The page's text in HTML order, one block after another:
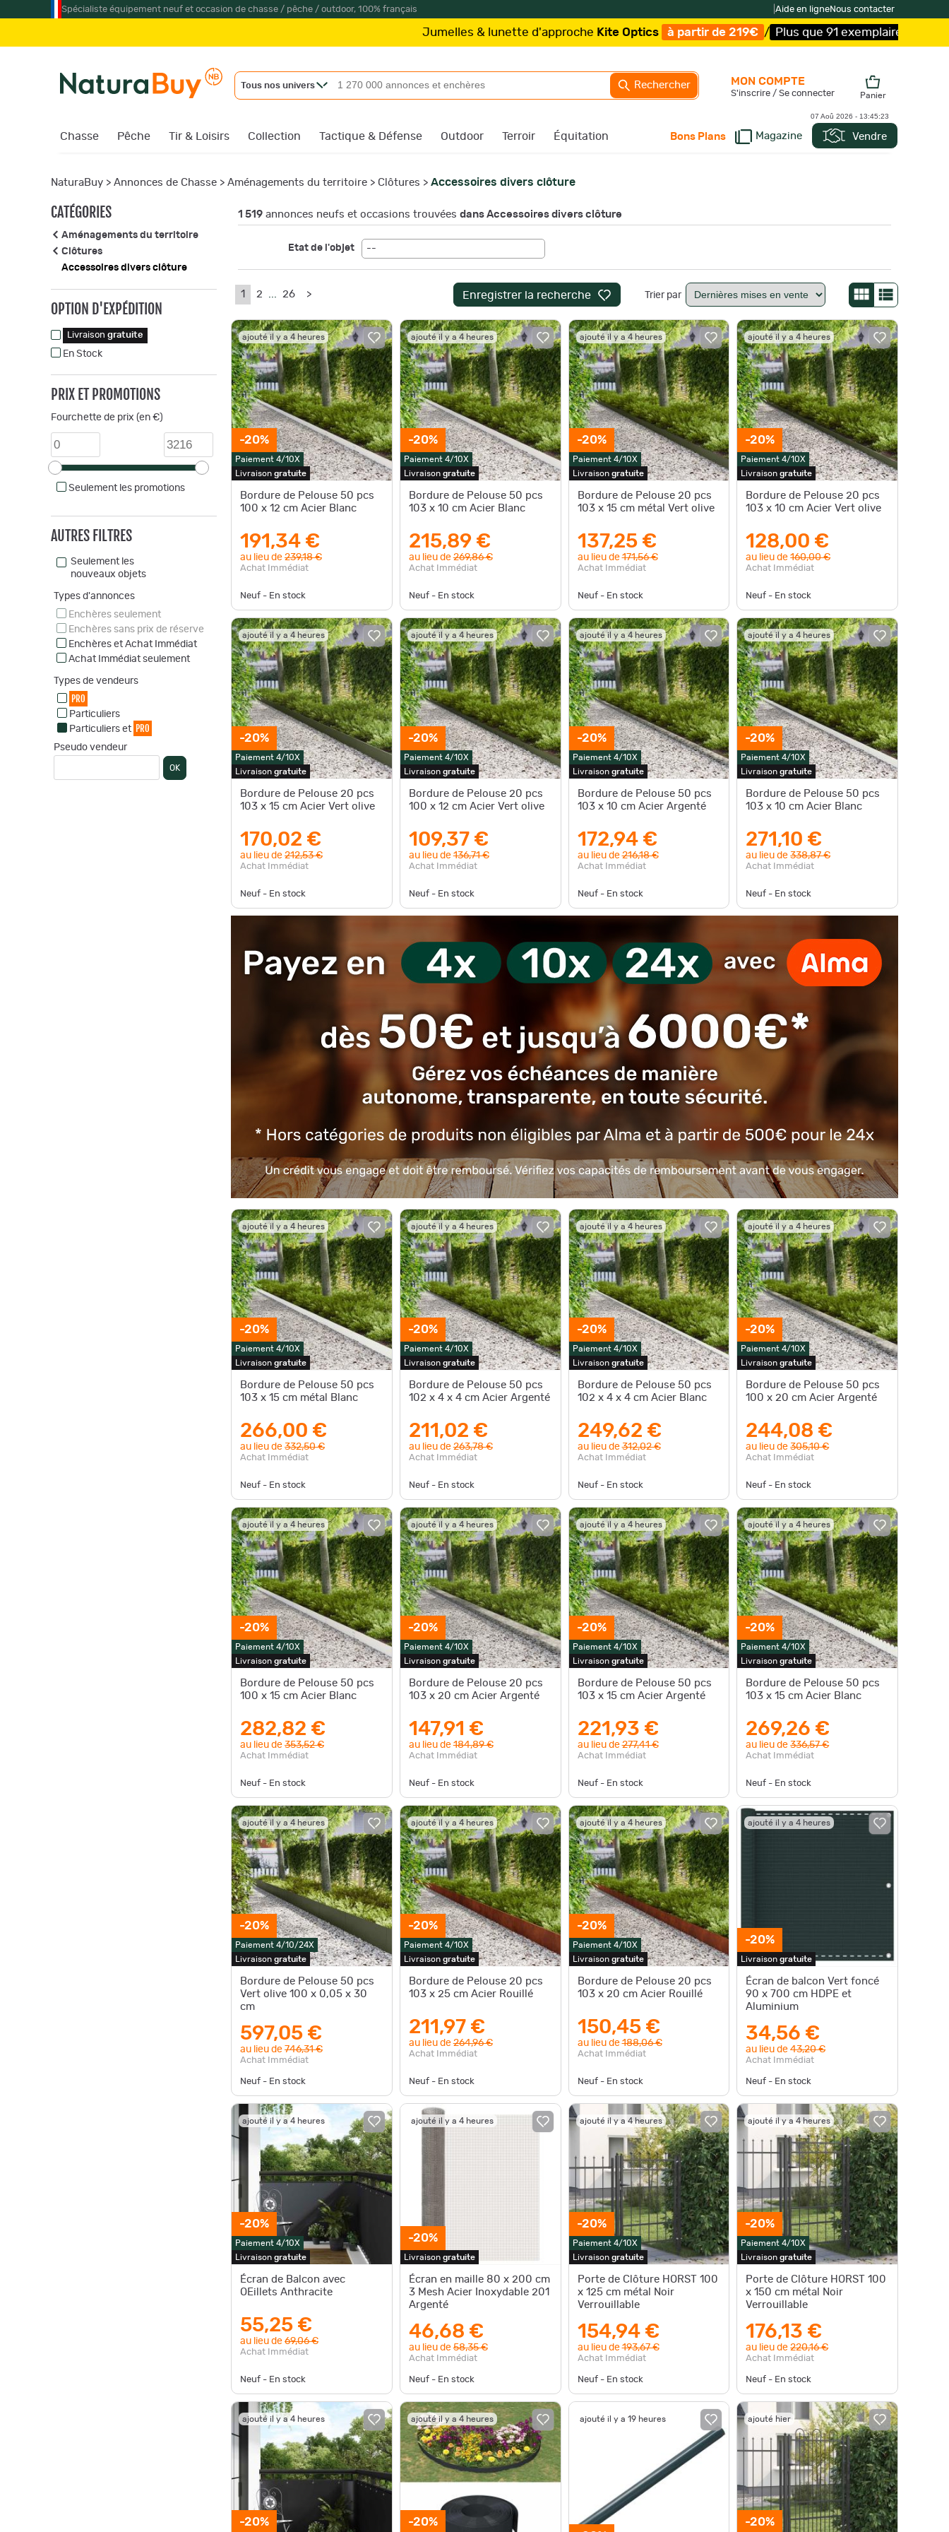
Spécialiste équipement neuf et occasion de chasse / pêche / outdoor, 100% français Aide en ligneNous contacter
Jumelles & lunette d'approche Kite Optics à partir de 219€ / Plus que 91 exemplaires ! /Livraison offerte et
Tous nos univers Rechercher
Chasse Pêche Tir & Loisirs Collection Tactique & Défense Outdoor Terroir Équitation Bons Plans Magazine Vendre
MON COMPTE
S'inscrire / Se connecter Panier
07 Aoû 2026 - 13:45:25
NaturaBuy > Annonces de Chasse > Aménagements du territoire > Clôtures > Accessoires divers clôture
CATÉGORIES
Aménagements du territoire
Clôtures
Accessoires divers clôture
OPTION D'EXPÉDITION
Livraison gratuite
En Stock
PRIX ET PROMOTIONS
Fourchette de prix (en €)
Seulement les promotions
AUTRES FILTRES
Seulement les
nouveaux objets
Types d'annonces
Enchères seulement
Enchères sans prix de réserve
Enchères et Achat Immédiat
Achat Immédiat seulement
Types de vendeurs
PRO
Particuliers
Particuliers et PRO
Pseudo vendeur
OK
1 519 annonces neufs et occasions trouvées dans Accessoires divers clôture
Etat de l'objet --
1 2 ... 26 > Enregistrer la recherche Trier par
ajouté il y a 4 heures
-20%
Paiement 4/10X
Livraison gratuite
Bordure de Pelouse 50 pcs
100 x 12 cm Acier Blanc
191,34 €
au lieu de 239,18 €
Achat Immédiat
Neuf - En stock
ajouté il y a 4 heures
-20%
Paiement 4/10X
Livraison gratuite
Bordure de Pelouse 50 pcs
103 x 10 cm Acier Blanc
215,89 €
au lieu de269,86 €
Achat Immédiat
Neuf - En stock
ajouté il y a 4 heures
-20%
Paiement 4/10X
Livraison gratuite
Bordure de Pelouse 20 pcs
103 x 15 cm métal Vert olive
137,25 €
au lieu de171,56 €
Achat Immédiat
Neuf - En stock
ajouté il y a 4 heures
-20%
Paiement 4/10X
Livraisongratuite
Bordure de Pelouse 20 pcs
103 x 10 cm Acier Vert olive
128,00 €
au lieu de160,00 €
Achat Immédiat
Neuf - En stock
ajouté il y a 4 heures
-20%
Paiement 4/10X
Livraison gratuite
Bordure de Pelouse 20 pcs
103 x 15 cm Acier Vert olive
170,02 €
au lieu de 212,53 €
Achat Immédiat
Neuf - En stock
ajouté il y a 4 heures
-20%
Paiement 4/10X
Livraison gratuite
Bordure de Pelouse 20 pcs
100 x 12 cm Acier Vert olive
109,37 €
au lieu de136,71 €
Achat Immédiat
Neuf - En stock
ajouté il y a 4 heures
-20%
Paiement 4/10X
Livraison gratuite
Bordure de Pelouse 50 pcs
103 x 10 cm Acier Argenté
172,94 €
au lieu de216,18 €
Achat Immédiat
Neuf - En stock
ajouté il y a 4 heures
-20%
Paiement 4/10X
Livraisongratuite
Bordure de Pelouse 50 pcs
103 x 10 cm Acier Blanc
271,10 €
au lieu de338,87 €
Achat Immédiat
Neuf - En stock
ajouté il y a 4 heures
-20%
Paiement 4/10X
Livraison gratuite
Bordure de Pelouse 50 pcs
103 x 15 cm métal Blanc
266,00 €
au lieu de 332,50 €
Achat Immédiat
Neuf - En stock
ajouté il y a 4 heures
-20%
Paiement 4/10X
Livraison gratuite
Bordure de Pelouse 50 pcs
102 x 4 x 4 cm Acier Argenté
211,02 €
au lieu de263,78 €
Achat Immédiat
Neuf - En stock
ajouté il y a 4 heures
-20%
Paiement 4/10X
Livraison gratuite
Bordure de Pelouse 50 pcs
102 x 4 x 4 cm Acier Blanc
249,62 €
au lieu de312,02 €
Achat Immédiat
Neuf - En stock
ajouté il y a 4 heures
-20%
Paiement 4/10X
Livraisongratuite
Bordure de Pelouse 50 pcs
100 x 20 cm Acier Argenté
244,08 €
au lieu de305,10 €
Achat Immédiat
Neuf - En stock
ajouté il y a 4 heures
-20%
Paiement 4/10X
Livraison gratuite
Bordure de Pelouse 50 pcs
100 x 15 cm Acier Blanc
282,82 €
au lieu de 353,52 €
Achat Immédiat
Neuf - En stock
ajouté il y a 4 heures
-20%
Paiement 4/10X
Livraison gratuite
Bordure de Pelouse 20 pcs
103 x 20 cm Acier Argenté
147,91 €
au lieu de184,89 €
Achat Immédiat
Neuf - En stock
ajouté il y a 4 heures
-20%
Paiement 4/10X
Livraison gratuite
Bordure de Pelouse 50 pcs
103 x 15 cm Acier Argenté
221,93 €
au lieu de277,41 €
Achat Immédiat
Neuf - En stock
ajouté il y a 4 heures
-20%
Paiement 4/10X
Livraisongratuite
Bordure de Pelouse 50 pcs
103 x 15 cm Acier Blanc
269,26 €
au lieu de336,57 €
Achat Immédiat
Neuf - En stock
ajouté il y a 4 heures
-20%
Paiement 4/10/24X
Livraison gratuite
Bordure de Pelouse 50 pcs
Vert olive 100 x 0,05 x 30
cm
597,05 €
au lieu de 746,31 €
Achat Immédiat
Neuf - En stock
ajouté il y a 4 heures
-20%
Paiement 4/10X
Livraison gratuite
Bordure de Pelouse 20 pcs
103 x 25 cm Acier Rouillé
211,97 €
au lieu de264,96 €
Achat Immédiat
Neuf - En stock
ajouté il y a 4 heures
-20%
Paiement 4/10X
Livraison gratuite
Bordure de Pelouse 20 pcs
103 x 20 cm Acier Rouillé
150,45 €
au lieu de188,06 €
Achat Immédiat
Neuf - En stock
ajouté il y a 4 heures
-20%
Livraisongratuite
Écran de balcon Vert foncé
90 x 700 cm HDPE et
Aluminium
34,56 €
au lieu de43,20 €
Achat Immédiat
Neuf - En stock
ajouté il y a 4 heures
-20%
Paiement 4/10X
Livraison gratuite
Écran de Balcon avec
OEillets Anthracite
55,25 €
au lieu de 69,06 €
Achat Immédiat
Neuf - En stock
ajouté il y a 4 heures
-20%
Livraison gratuite
Écran en maille 80 x 200 cm
3 Mesh Acier Inoxydable 201
Argenté
46,68 €
au lieu de58,35 €
Achat Immédiat
Neuf - En stock
ajouté il y a 4 heures
-20%
Paiement 4/10X
Livraison gratuite
Porte de Clôture HORST 100
x 125 cm métal Noir
Verrouillable
154,94 €
au lieu de193,67 €
Achat Immédiat
Neuf - En stock
ajouté il y a 4 heures
-20%
Paiement 4/10X
Livraisongratuite
Porte de Clôture HORST 100
x 150 cm métal Noir
Verrouillable
176,13 €
au lieu de220,16 €
Achat Immédiat
Neuf - En stock
ajouté il y a 4 heures
-20%
ajouté il y a 4 heures
-20%
ajouté il y a 19 heures ajouté hier
-20%